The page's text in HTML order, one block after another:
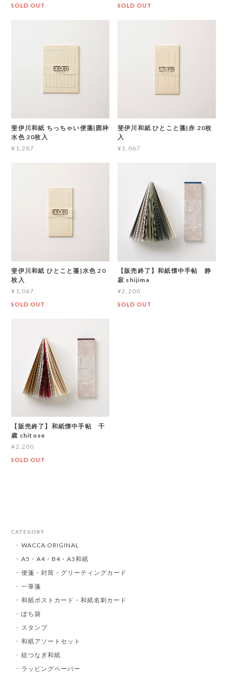
SOLD OUT SOLD OUT
斐伊川和紙 ちっちゃい便箋|囲枠
水色 20枚入
¥1,287
斐伊川和紙 ひとこと箋|赤 20枚
入
¥1,067
斐伊川和紙 ひとこと箋|水色 20
枚入
¥1,067
SOLD OUT
【販売終了】和紙懐中手帖 静
寂 shijima
¥2,200
SOLD OUT
【販売終了】和紙懐中手帖 千
歳 chitose
¥2,200
SOLD OUT
CATEGORY
WACCA ORIGINAL
A5・A4・B4・A3和紙
便箋・封筒・グリーティングカード
一筆箋
和紙ポストカード・和紙名刺カード
ぽち袋
スタンプ
和紙アソートセット
紋つなぎ和紙
ラッピングペーパー